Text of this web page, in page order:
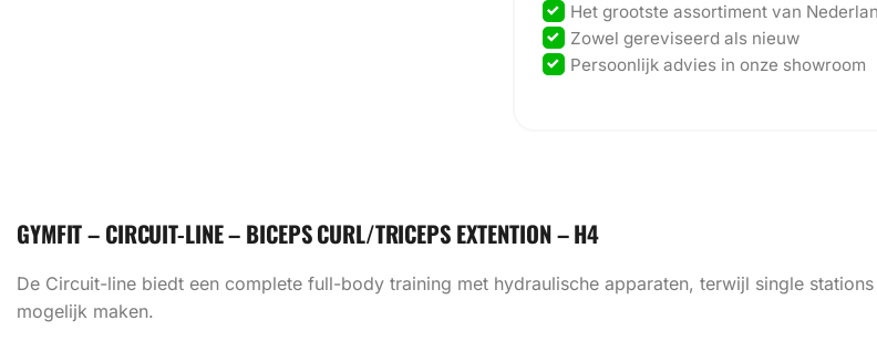
Het grootste assortiment van
Zowel gereviseerd als nieuw
Persoonlijk advies in onze showroom
GYMFIT – CIRCUIT-LINE – BICEPS CURL/TRICEPS EXTENTION – H4
De Circuit-line biedt een complete full-body training met hydraulische apparaten, terwijl single
mogelijk maken.